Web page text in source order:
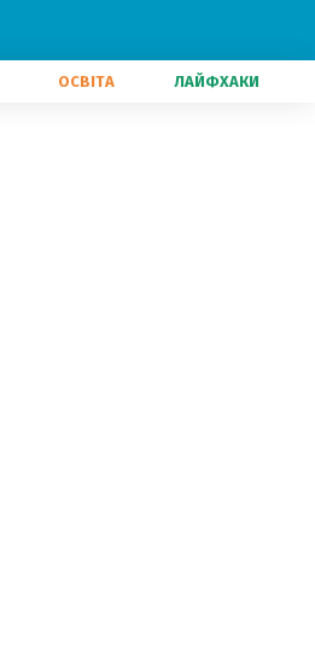
ОСВІТА ЛАЙФХАКИ